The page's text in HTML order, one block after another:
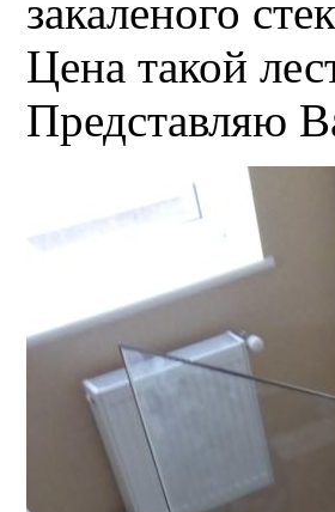
закаленого
Цена такой
Представляю